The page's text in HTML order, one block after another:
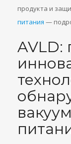
продукта и
питания —
AVLD: